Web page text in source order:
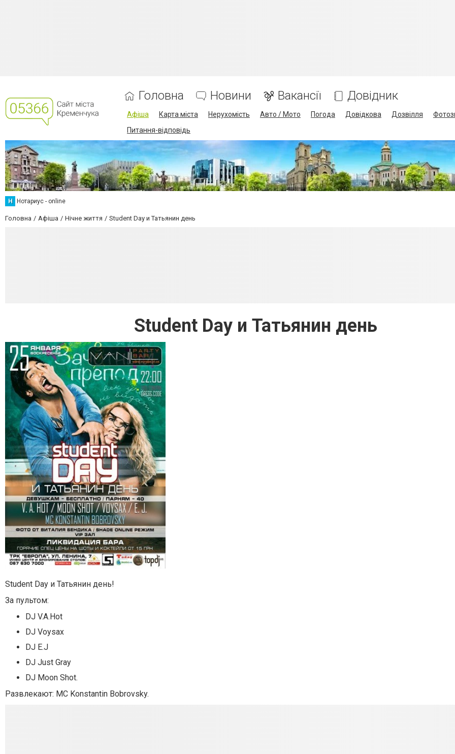
Головна Новини Вакансії Довідник
Афіша Карта міста Нерухомість Авто / Мото Погода Довідкова Дозвілля
Питання-відповідь
Н Нотариус - online
Головна Афіша Нічне життя Student Day и Татьянин день
Student Day и Татьянин день
Student Day и Татьянин день!
За пультом:
DJ V.A.Hot
DJ Voysax
DJ E.J
DJ Just Gray
DJ Moon Shot.
Развлекают: MC Konstantin Bobrovsky.